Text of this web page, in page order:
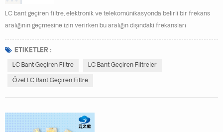
LC bant geçiren filtre, elektronik ve telekomünikasyonda belirli bir frekans
aralığının geçmesine izin verirken bu aralığın dışındaki frekansları
cihazdır. Tipik olarak pasif bileşenlerden oluştuğu için "LC" filtresi olarak
adlandırılır: indüktörler (L) ve kapasitörler (C). LC bant geçiren filtre, belirli
ETIKETLER :
LC Bant Geçiren Filtre LC Bant Geçiren Filtreler
Özel LC Bant Geçiren Filtre